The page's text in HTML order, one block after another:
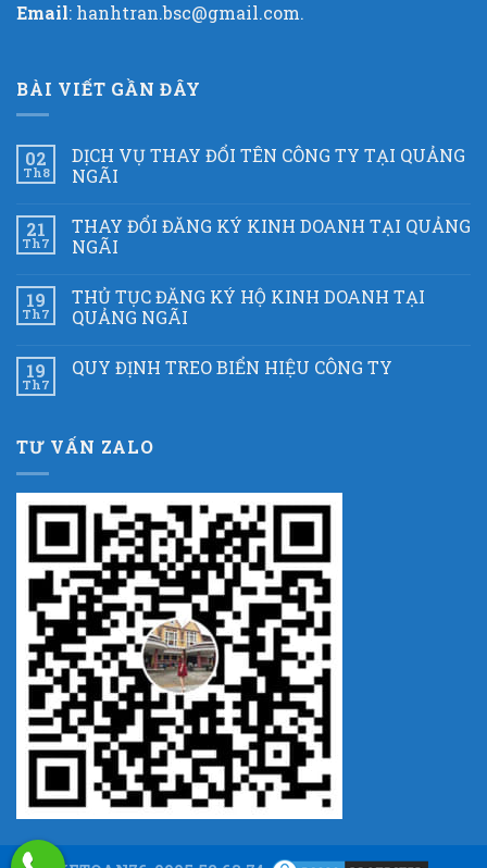
Email: hanhtran.bsc@gmail.com.
BÀI VIẾT GẦN ĐÂY
02
Th8
DỊCH VỤ THAY ĐỔI TÊN CÔNG TY TẠI QUẢNG
NGÃI
21
Th7
THAY ĐỔI ĐĂNG KÝ KINH DOANH TẠI QUẢNG
NGÃI
19
Th7
THỦ TỤC ĐĂNG KÝ HỘ KINH DOANH TẠI
QUẢNG NGÃI
19
Th7
QUY ĐỊNH TREO BIỂN HIỆU CÔNG TY
TƯ VẤN ZALO